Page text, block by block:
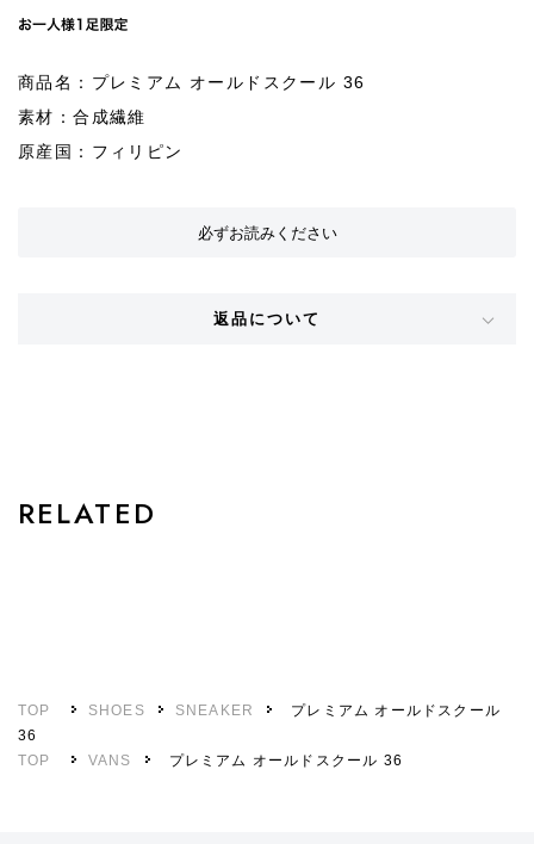
商品名：プレミアム オールドスクール 36
素材：合成繊維
原産国：フィリピン
必ずお読みください
返品について
RELATED
TOP SHOES SNEAKER
プレミアム オールドスクール
36
TOP
VANS プレミアム オールドスクール 36